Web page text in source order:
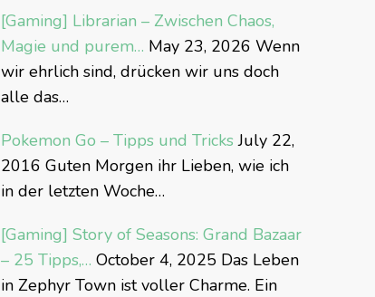
[Gaming] Librarian – Zwischen Chaos,
Magie und purem… May 23, 2026 Wenn
wir ehrlich sind, drücken wir uns doch
alle das…
Pokemon Go – Tipps und Tricks July 22,
2016 Guten Morgen ihr Lieben, wie ich
in der letzten Woche…
[Gaming] Story of Seasons: Grand Bazaar
– 25 Tipps,… October 4, 2025 Das Leben
in Zephyr Town ist voller Charme. Ein